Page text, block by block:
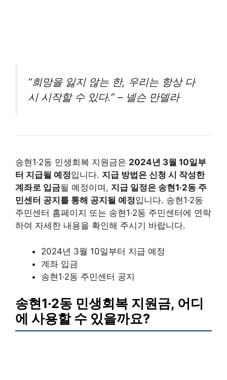
“희망을 잃지 않는 한, 우리는 항상 다
시 시작할 수 있다.” – 넬슨 만델라
송현1·2동 민생회복 지원금은 2024년 3월 10일부
터 지급될 예정입니다. 지급 방법은 신청 시 작성한
계좌로 입금될 예정이며, 지급 일정은 송현1·2동 주
민센터 공지를 통해 공지될 예정입니다. 송현1·2동
주민센터 홈페이지 또는 송현1·2동 주민센터에 연락
하여 자세한 내용을 확인해 주시기 바랍니다.
2024년 3월 10일부터 지급 예정
계좌 입금
송현1·2동 주민센터 공지
송현1·2동 민생회복 지원금, 어디
에 사용할 수 있을까요?